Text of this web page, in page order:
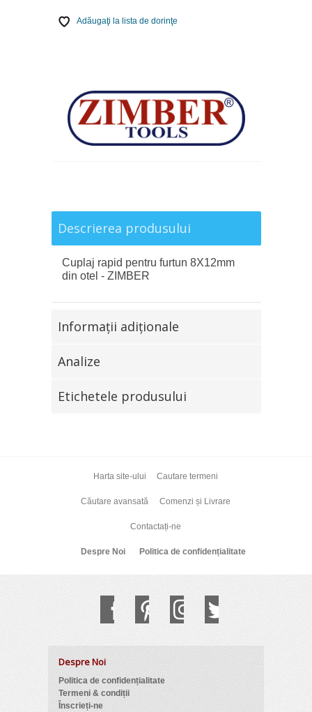
Adăugaţi la lista de dorinţe
Descrierea produsului
Cuplaj rapid pentru furtun 8X12mm
din otel - ZIMBER
Informaţii adiţionale
Analize
Etichetele produsului
Harta site-ului Cautare termeni
Căutare avansată Comenzi și Livrare
Contactați-ne
Despre Noi Politica de confidențialitate
Despre Noi
Politica de confidențialitate
Termeni & condiții
Înscrieți-ne